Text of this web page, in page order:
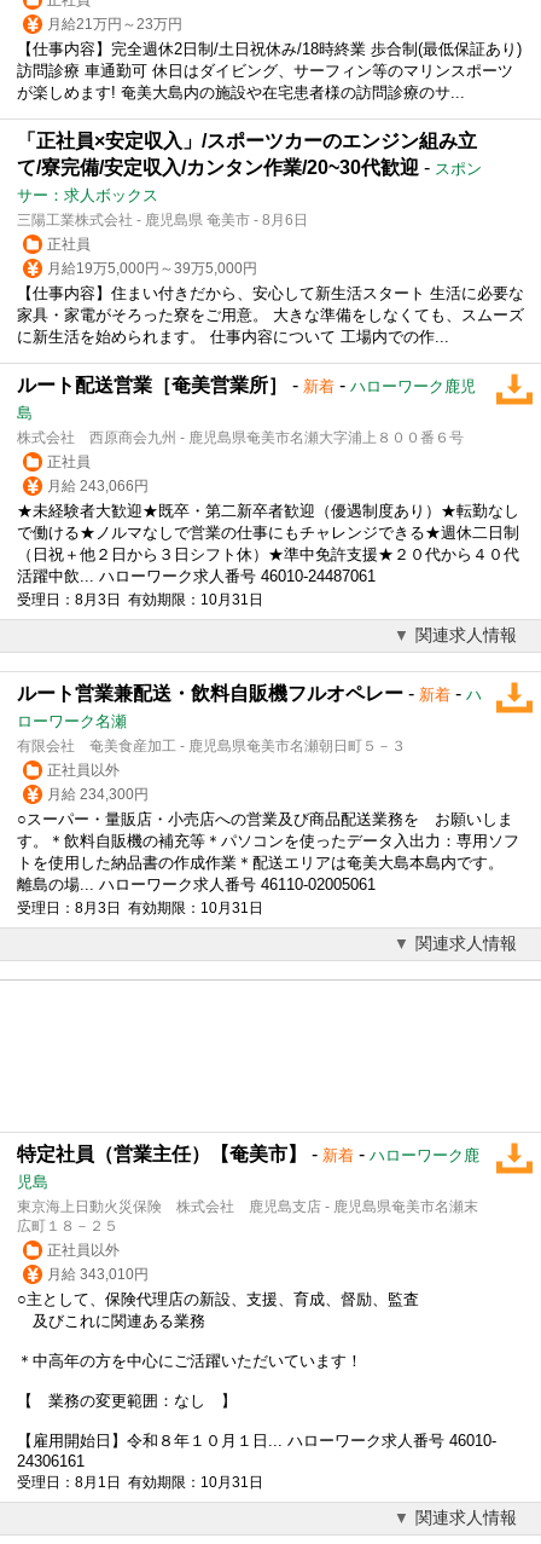
月給21万円～23万円
【仕事内容】完全週休2日制/土日祝休み/18時終業 歩合制(最低保証あり)
訪問診療 車通勤可 休日はダイビング、サーフィン等のマリンスポーツ
が楽しめます! 奄美大島内の施設や在宅患者様の訪問診療のサ...
「正社員×安定収入」/スポーツカーのエンジン組み立
て/寮完備/安定収入/カンタン作業/20~30代歓迎 - スポン
サー：求人ボックス
三陽工業株式会社 - 鹿児島県 奄美市 - 8月6日
正社員
月給19万5,000円～39万5,000円
【仕事内容】住まい付きだから、安心して新生活スタート 生活に必要な
家具・家電がそろった寮をご用意。 大きな準備をしなくても、スムーズ
に新生活を始められます。 仕事内容について 工場内での作...
ルート配送営業［奄美営業所］ - 新着 - ハローワーク鹿児
島
株式会社 西原商会九州 - 鹿児島県奄美市名瀬大字浦上８００番６号
正社員
月給 243,066円
★未経験者大歓迎★既卒・第二新卒者歓迎（優遇制度あり）★転勤なし
で働ける★ノルマなしで営業の仕事にもチャレンジできる★週休二日制
（日祝＋他２日から３日シフト休）★準中免許支援★２０代から４０代
活躍中飲... ハローワーク求人番号 46010-24487061
受理日：8月3日 有効期限：10月31日
関連求人情報
ルート営業兼配送・飲料自販機フルオペレー - 新着 - ハ
ローワーク名瀬
有限会社 奄美食産加工 - 鹿児島県奄美市名瀬朝日町５－３
正社員以外
月給 234,300円
○スーパー・量販店・小売店への営業及び商品配送業務を お願いしま
す。＊飲料自販機の補充等＊パソコンを使ったデータ入出力：専用ソフ
トを使用した納品書の作成作業＊配送エリアは奄美大島本島内です。
離島の場... ハローワーク求人番号 46110-02005061
受理日：8月3日 有効期限：10月31日
関連求人情報
特定社員（営業主任）【奄美市】 - 新着 - ハローワーク鹿
児島
東京海上日動火災保険 株式会社 鹿児島支店 - 鹿児島県奄美市名瀬末
広町１８－２５
正社員以外
月給 343,010円
○主として、保険代理店の新設、支援、育成、督励、監査
及びこれに関連ある業務
＊中高年の方を中心にご活躍いただいています！
【 業務の変更範囲：なし 】
【雇用開始日】令和８年１０月１日... ハローワーク求人番号 46010-
24306161
受理日：8月1日 有効期限：10月31日
関連求人情報